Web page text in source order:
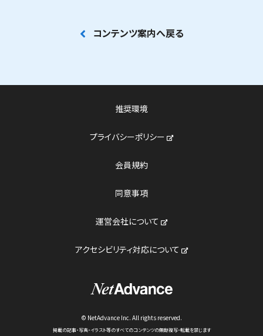
コンテンツ案内へ戻る
推奨環境
プライバシーポリシー 新しいウィンドウで開く
会員規約
同意事項
運営会社について 新しいウィンドウで開く
アクセシビリティ対応について 新しいウィンドウで開
© NetAdvance Inc. All rights reserved.
掲載の記事・写真・イラスト等のすべてのコンテンツの無断複写・転載を禁じます